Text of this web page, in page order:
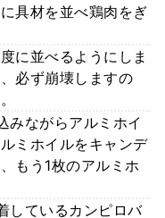
具材を並べ鶏肉をぎ
に並べるようにしま
必ず崩壊しますの
みながらアルミホイ
ミホイルをキャンデ
もう1枚のアルミホ
しているカンピロバ